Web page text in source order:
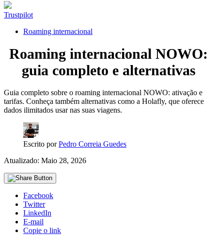
Trustpilot
Roaming internacional
Roaming internacional NOWO:
guia completo e alternativas
Guia completo sobre o roaming internacional NOWO: ativação e
tarifas. Conheça também alternativas como a Holafly, que oferece
dados ilimitados usar nas suas viagens.
Escrito porPedro Correia Guedes
Atualizado: Maio 28, 2026
Facebook
Twitter
LinkedIn
E-mail
Copie o link